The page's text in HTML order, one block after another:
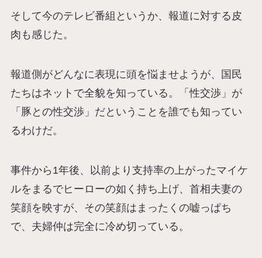
そして今のテレビ番組というか、報道に対する皮
肉も感じた。
報道側がどんなに表現に頭を悩ませようが、国民
たちはネットで全貌を知っている。「性交渉」が
「豚との性交渉」だということを誰でも知ってい
るわけだ。
事件から1年後、以前より支持率の上がったマイケ
ルをまるでヒーローの如く持ち上げ、首相夫妻の
笑顔を映すが、その笑顔はまったくの嘘っぱち
で、夫婦仲は完全に冷め切っている。